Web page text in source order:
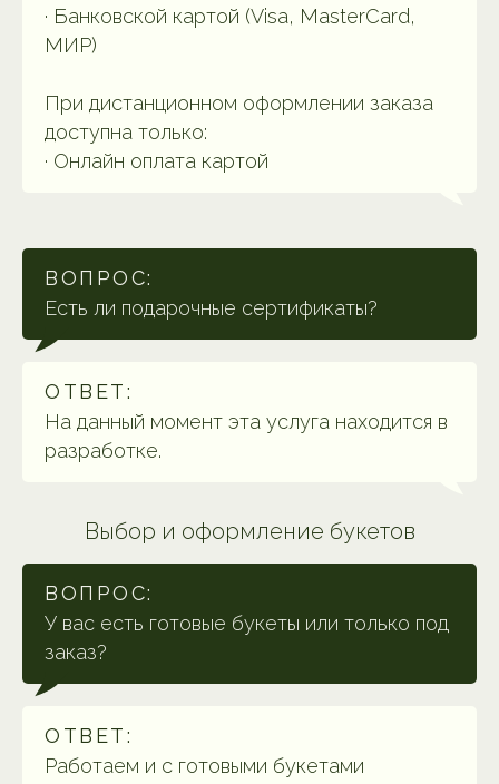
· Банковской картой (Visa, MasterCard,
МИР)
При дистанционном оформлении заказа
доступна только:
· Онлайн оплата картой
ВОПРОС:
Есть ли подарочные сертификаты?
ОТВЕТ:
На данный момент эта услуга находится в
разработке.
Выбор и оформление букетов
ВОПРОС:
У вас есть готовые букеты или только под
заказ?
ОТВЕТ:
Работаем и с готовыми букетами